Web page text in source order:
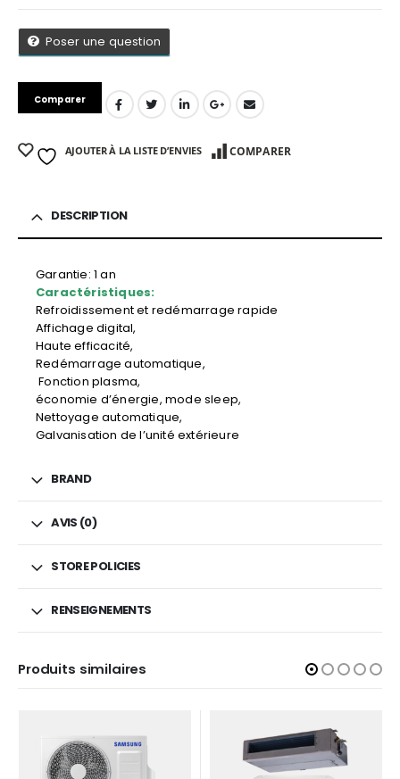
Poser une question
Comparer
AJOUTER À LA LISTE D’ENVIES COMPARER
DESCRIPTION
Garantie: 1 an
Caractéristiques:
Refroidissement et redémarrage rapide
Affichage digital,
Haute efficacité,
Redémarrage automatique,
Fonction plasma,
économie d’énergie, mode sleep,
Nettoyage automatique,
Galvanisation de l’unité extérieure
BRAND
AVIS (0)
STORE POLICIES
RENSEIGNEMENTS
Produits similaires